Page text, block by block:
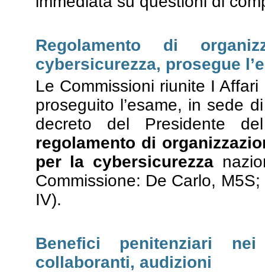
Regolamento di
cybersicurezza, prosegue
Le Commissioni riunite I
proseguito l’esame, in sede
decreto del Presidente
regolamento di
per la cybersicurezza
Commissione: De Carlo,
IV).
Benefici penitenziari
collaboranti, audizioni